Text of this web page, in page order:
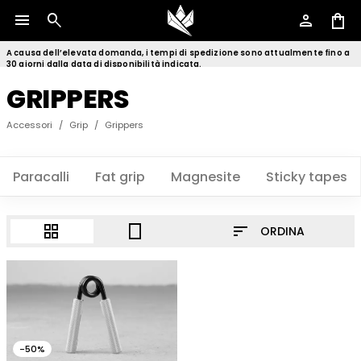
menu search person shopping_bag
A causa dell’elevata domanda, i tempi di spedizione sono attualmente fino a
30 giorni dalla data di disponibilità indicata.
GRIPPERS
Accessori / Grip / Grippers
Paracalli Fat grip Magnesite Sticky tapes
grid_view crop_portrait sort ORDINA
-50%